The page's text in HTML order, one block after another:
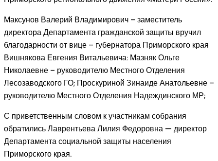
Максунов Валерий Владимирович – заместитель
директора Департамента гражданской защиты вручил
благодарности от вице – губернатора Приморского края
Вишнякова Евгения Витальевича: Мазняк Ольге
Николаевне – руководителю Местного Отделения
Лесозаводского ГО; Проскуриной Зинаиде Анатольевне –
руководителю Местного Отделения Надеждинского МР;
С приветственным словом к участникам собрания
обратились Лаврентьева Лилия Федоровна — директор
Департамента социальной защиты населения
Приморского края.